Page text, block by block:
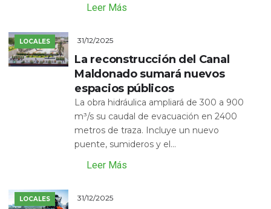
Leer Más
LOCALES 31/12/2025
La reconstrucción del Canal
Maldonado sumará nuevos
espacios públicos
La obra hidráulica ampliará de 300 a 900
m³/s su caudal de evacuación en 2400
metros de traza. Incluye un nuevo
puente, sumideros y el...
Leer Más
LOCALES 31/12/2025